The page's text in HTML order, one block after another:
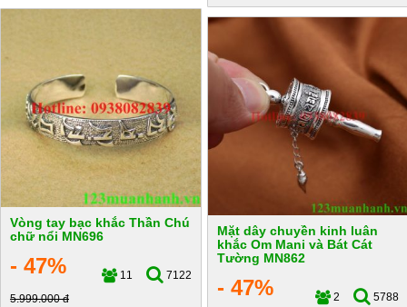
Vòng tay bạc khắc Thần Chú
chữ nổi MN696
- 47% 11
7122
5.999.000 đ
Mặt dây chuyền kinh luân
khắc Om Mani và Bát Cát
Tường MN862
- 47% 2
5788